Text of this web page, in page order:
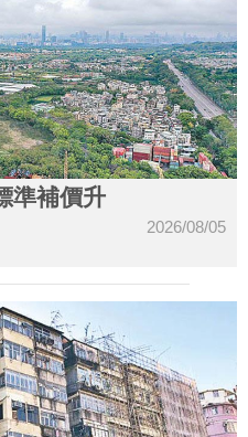
準補價升
2026/08/05